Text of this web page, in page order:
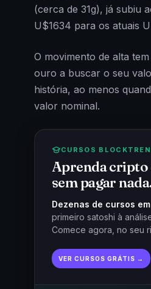
(cerca de 31g), já subiu
U$1634 para os atuais
O movimento de alta
ouro a buscar o seu
história, ao menos
valor nominal.
CURSOS
Aprenda cripto
sem pagar
Dezenas de cursos
primeiro satoshi à
Comece agora, no seu
VER CURSOS GRÁTIS →